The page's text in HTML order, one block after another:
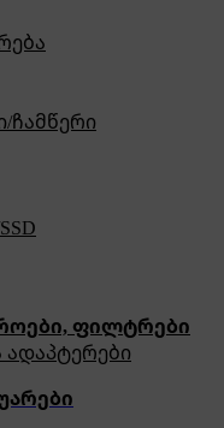
ჩამწერი
ფილტრები